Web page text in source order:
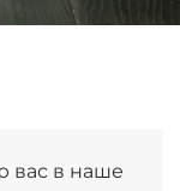
вас в наше